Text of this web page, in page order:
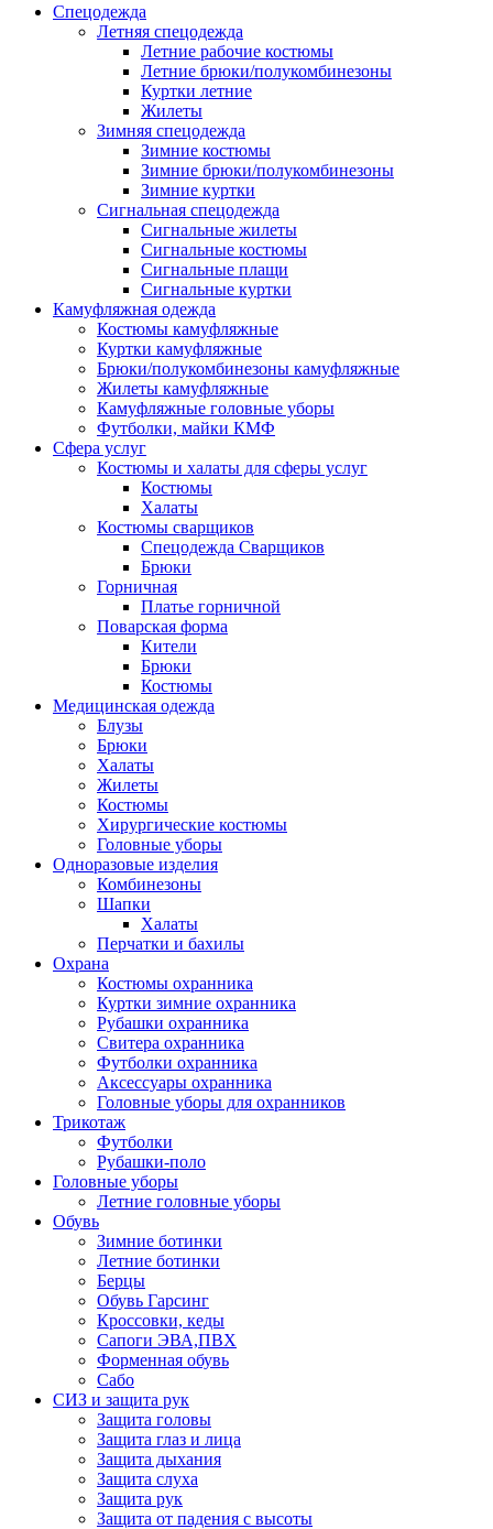
Спецодежда
Летняя спецодежда
Летние рабочие костюмы
Летние брюки/полукомбинезоны
Куртки летние
Жилеты
Зимняя спецодежда
Зимние костюмы
Зимние брюки/полукомбинезоны
Зимние куртки
Сигнальная спецодежда
Сигнальные жилеты
Сигнальные костюмы
Сигнальные плащи
Сигнальные куртки
Камуфляжная одежда
Костюмы камуфляжные
Куртки камуфляжные
Брюки/полукомбинезоны камуфляжные
Жилеты камуфляжные
Камуфляжные головные уборы
Футболки, майки КМФ
Сфера услуг
Костюмы и халаты для сферы услуг
Костюмы
Халаты
Костюмы сварщиков
Спецодежда Сварщиков
Брюки
Горничная
Платье горничной
Поварская форма
Кители
Брюки
Костюмы
Медицинская одежда
Блузы
Брюки
Халаты
Жилеты
Костюмы
Хирургические костюмы
Головные уборы
Одноразовые изделия
Комбинезоны
Шапки
Халаты
Перчатки и бахилы
Охрана
Костюмы охранника
Куртки зимние охранника
Рубашки охранника
Свитера охранника
Футболки охранника
Аксессуары охранника
Головные уборы для охранников
Трикотаж
Футболки
Рубашки-поло
Головные уборы
Летние головные уборы
Обувь
Зимние ботинки
Летние ботинки
Берцы
Обувь Гарсинг
Кроссовки, кеды
Сапоги ЭВА,ПВХ
Форменная обувь
Сабо
СИЗ и защита рук
Защита головы
Защита глаз и лица
Защита дыхания
Защита слуха
Защита рук
Защита от падения с высоты